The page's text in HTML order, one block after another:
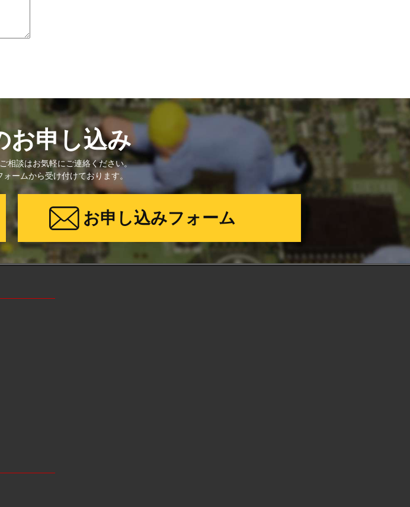
お申し込み
相談はお気軽にご連絡ください。
ームから受け付けております。
お申し込みフォーム